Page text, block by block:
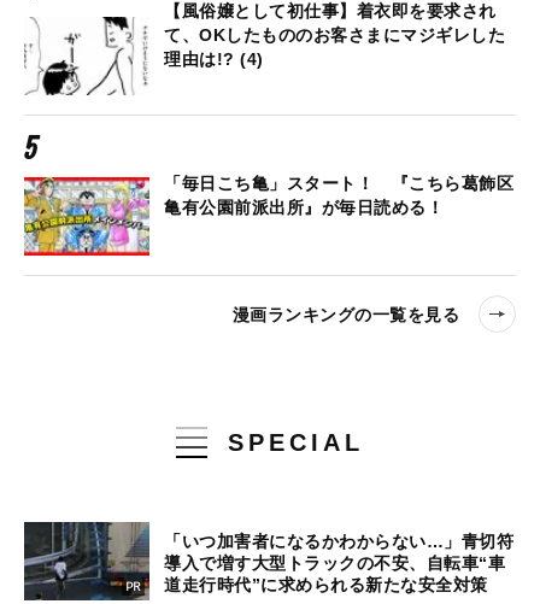
【風俗嬢として初仕事】着衣即を要求され
て、OKしたもののお客さまにマジギレした
理由は!? (4)
「毎日こち亀」スタート！ 『こちら葛飾区
亀有公園前派出所』が毎日読める！
漫画ランキングの一覧を見る
SPECIAL
「いつ加害者になるかわからない…」青切符
導入で増す大型トラックの不安、自転車“車
道走行時代”に求められる新たな安全対策